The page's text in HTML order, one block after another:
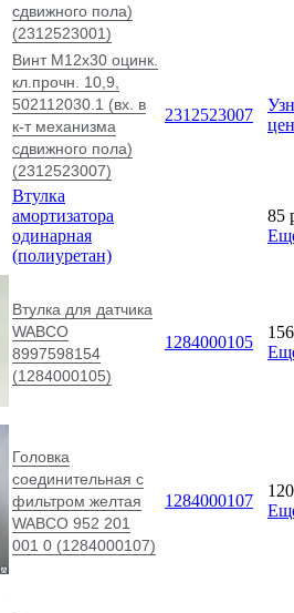
сдвижного пола)
(2312523001)
Винт М12х30 оцинк.
кл.прочн. 10,9,
502112030.1 (вх. в
к-т механизма
сдвижного пола)
(2312523007)
2312523007
Втулка
амортизатора
одинарная
(полиуретан)
85
Втулка для датчика
WABCO
8997598154
(1284000105)
1284000105
Головка
соединительная с
фильтром желтая
WABCO 952 201
001 0 (1284000107)
1284000107